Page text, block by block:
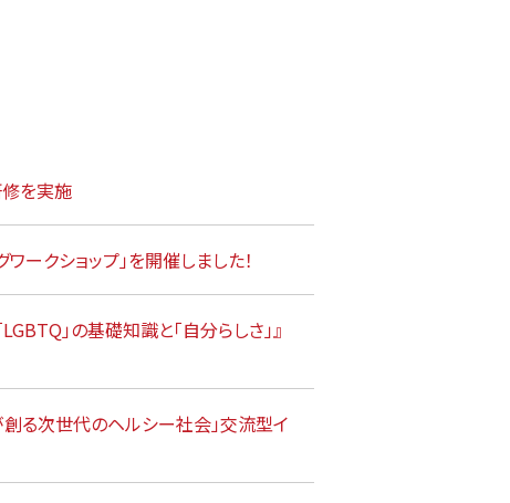
を実施
ークショップ」を開催しました！
」の基礎知識と「自分らしさ」』
る次世代のヘルシー社会」交流型イ